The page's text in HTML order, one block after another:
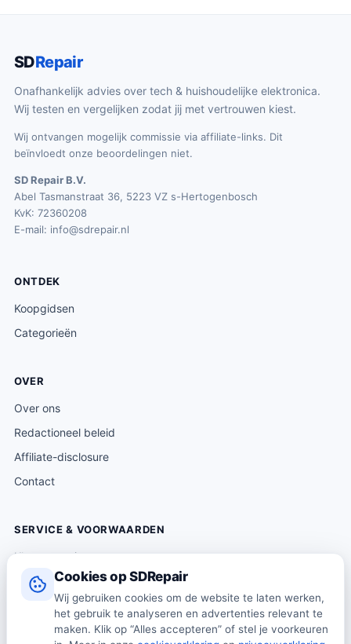
Cookies op SDRepair
Wij gebruiken cookies om de website te laten werken,
het gebruik te analyseren en advertenties relevant te
maken. Klik op “Alles accepteren” of stel je voorkeuren
SDRepair
Onafhankelijk advies over tech & huishoudelijke elektronica.
Wij testen en vergelijken zodat jij met vertrouwen kiest.
Wij ontvangen mogelijk commissie via affiliate-links. Dit
beïnvloedt onze beoordelingen niet.
SD Repair B.V.
Abel Tasmanstraat 36, 5223 VZ s-Hertogenbosch
KvK: 72360208
E-mail: info@sdrepair.nl
ONTDEK
Koopgidsen
Categorieën
OVER
Over ons
Redactioneel beleid
Affiliate-disclosure
Contact
SERVICE & VOORWAARDEN
Klantenservice
Verzending & levering
Retourneren
Algemene voorwaarden